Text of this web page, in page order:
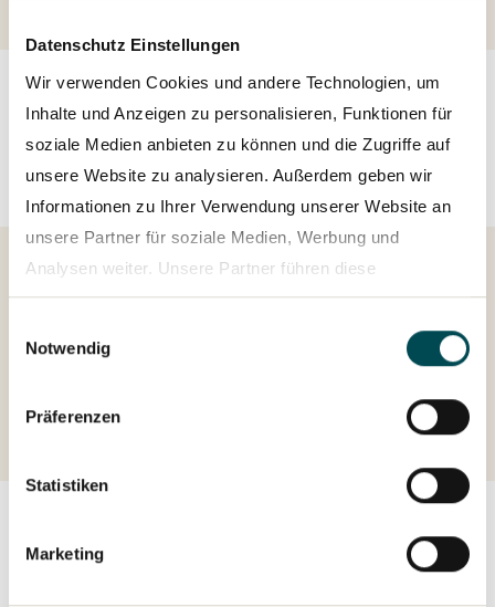
Datenschutz Einstellungen
Wir verwenden Cookies und andere Technologien, um
Inhalte und Anzeigen zu personalisieren, Funktionen für
soziale Medien anbieten zu können und die Zugriffe auf
unsere Website zu analysieren. Außerdem geben wir
Informationen zu Ihrer Verwendung unserer Website an
unsere Partner für soziale Medien, Werbung und
Analysen weiter. Unsere Partner führen diese
Informationen möglicherweise mit weiteren Daten
zusammen, die Sie ihnen bereitgestellt haben oder die
sie im Rahmen Ihrer Nutzung der Dienste gesammelt
Notwendig
Präferenzen
Statistiken
Marketing
Alle Finanztermine & Events